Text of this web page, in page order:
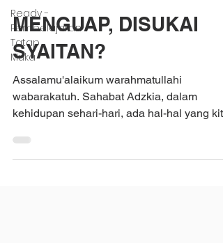
Ready -
Pembelajaran
Tatap
Muka
MENGUAP, DISUKAI
SYAITAN?
Assalamu'alaikum warahmatullahi
wabarakatuh. Sahabat Adzkia, dalam
kehidupan sehari-hari, ada hal-hal yang kita